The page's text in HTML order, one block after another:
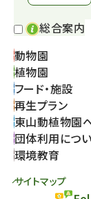
総合案内
動物園
植物園
フード・施設
再生プラン
東山動植物園
団体利用につ
環境教育
サイトマップ